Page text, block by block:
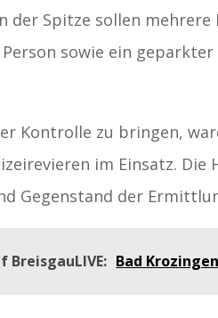
der Spitze sollen
sowie ein
Kontrolle zu bringen,
im Einsatz.
Gegenstand der
BreisgauLIVE: Bad